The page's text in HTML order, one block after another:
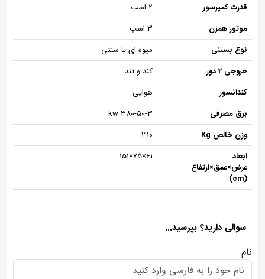
قدرت کمپرسور
2 اسب
موتور همزن
3 اسب
نوع بستنی
میوه ای یا سنتی
خروجی 2 دور
کند و تند
کندانسور
هوایی
برق مصرفی
380-50-3 kw
وزن خالص Kg
310
ابعاد
عرض×عمق×ارتفاع
(cm)
61×75×151
سوالی دارید؟ بپرسید...
نام